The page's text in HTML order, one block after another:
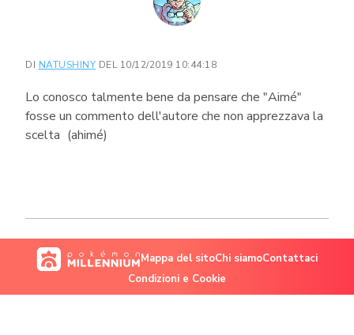
DI NATUSHINY DEL 10/12/2019 10:44:18
Lo conosco talmente bene da pensare che "Aimé"
fosse un commento dell'autore che non apprezzava la
scelta (ahimé)
Mappa del sitoChi siamoContattaci
Condizioni e Cookie